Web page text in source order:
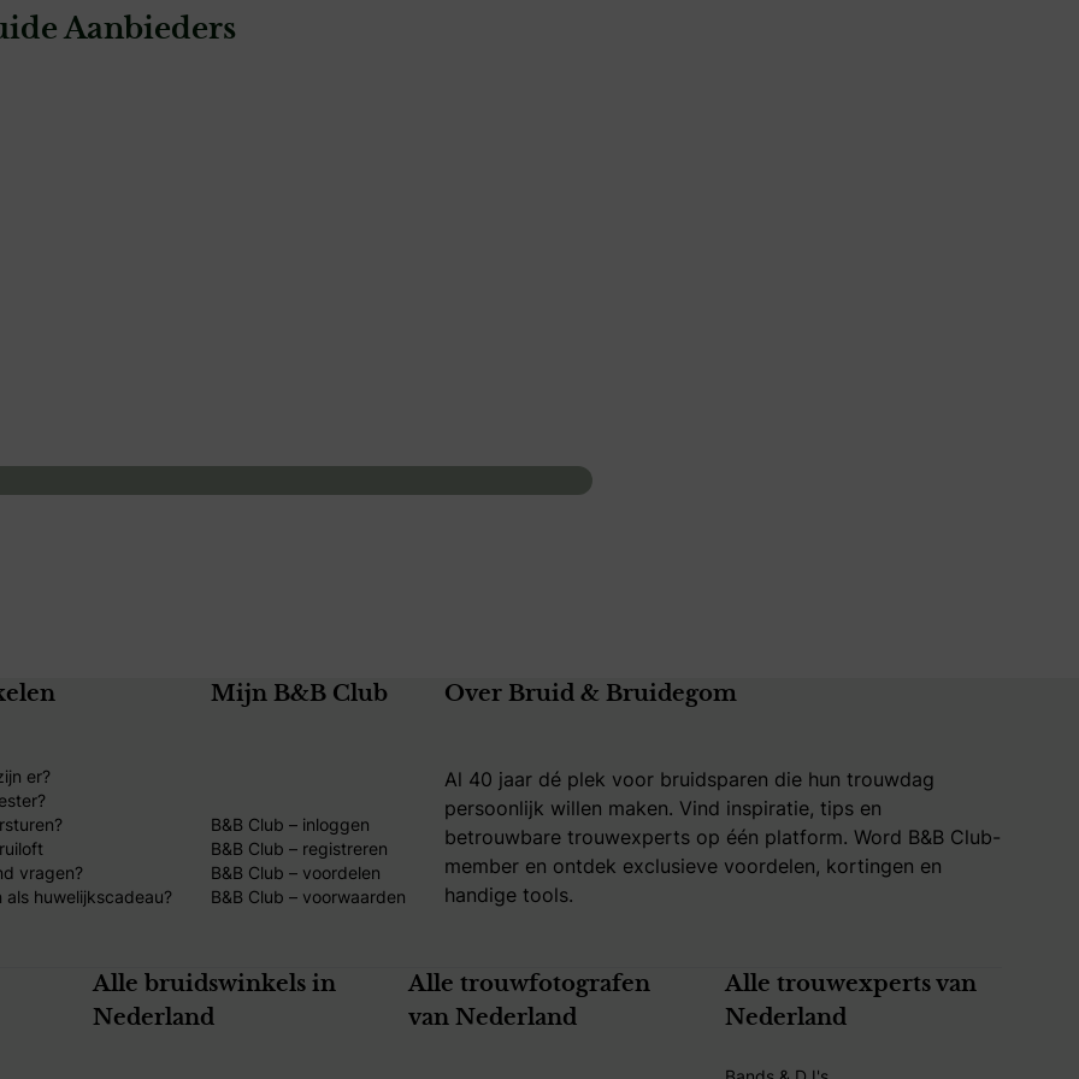
Aanbieders
er?
vragen?
huwelijkscadeau?
Mijn B&B Club
B&B Club – inloggen
B&B Club – registreren
B&B Club – voordelen
B&B Club – voorwaarden
Over Bruid & Bruidegom
Al 40 jaar dé plek voor bruidsparen die hun trouwdag
persoonlijk willen maken. Vind inspiratie, tips en
betrouwbare trouwexperts op één platform. Word B&B Club-
member en ontdek exclusieve voordelen, kortingen en
handige tools.
Alle bruidswinkels in
Nederland
Alle trouwfotografen
van Nederland
Alle trouwexperts van
Nederland